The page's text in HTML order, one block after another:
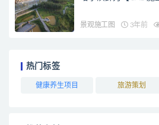
景观施工图 3年前
热门标签
健康养生项目 旅游策划